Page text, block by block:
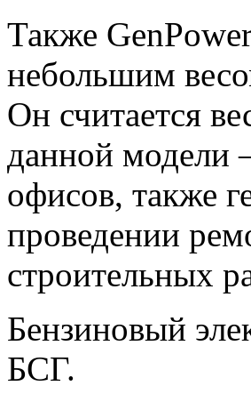
Также
небольшим
Он считается
данной модели
офисов, также
проведении
строительных
Бензиновый
БСГ.